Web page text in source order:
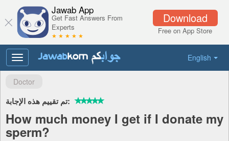
Download
Free on App Store
Jawab App
Get Fast Answers From
Experts
★ ★ ★ ★ ★
English
Toggle
navigation
Doctor
تم تقييم هذه الإجابة:
How much money I get if I donate my
sperm?